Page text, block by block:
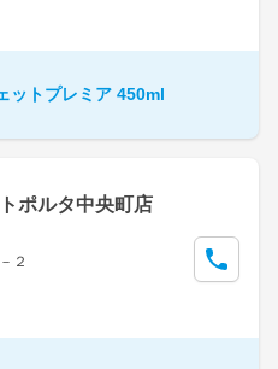
ットプレミア 450ml
ポルタ中央町店
２